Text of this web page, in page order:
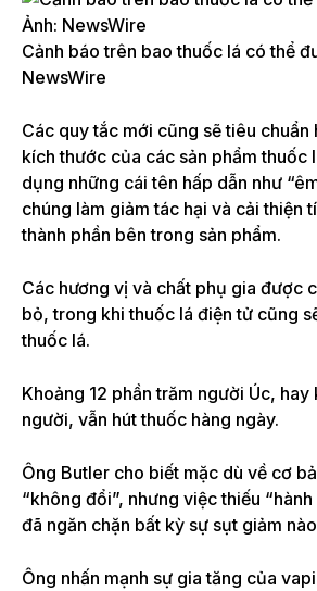
Cảnh báo trên bao thuốc lá có thể
NewsWire
Các quy tắc mới cũng sẽ tiêu chuẩn
kích thước của các sản phẩm thuốc
dụng những cái tên hấp dẫn như
chúng làm giảm tác hại và cải thiện
thành phần bên trong sản phẩm.
Các hương vị và chất phụ gia được
bỏ, trong khi thuốc lá điện tử cũng
thuốc lá.
Khoảng 12 phần trăm người Úc, hay
người, vẫn hút thuốc hàng ngày.
Ông Butler cho biết mặc dù về cơ
“không đổi”, nhưng việc thiếu
đã ngăn chặn bất kỳ sự sụt giảm
Ông nhấn mạnh sự gia tăng của